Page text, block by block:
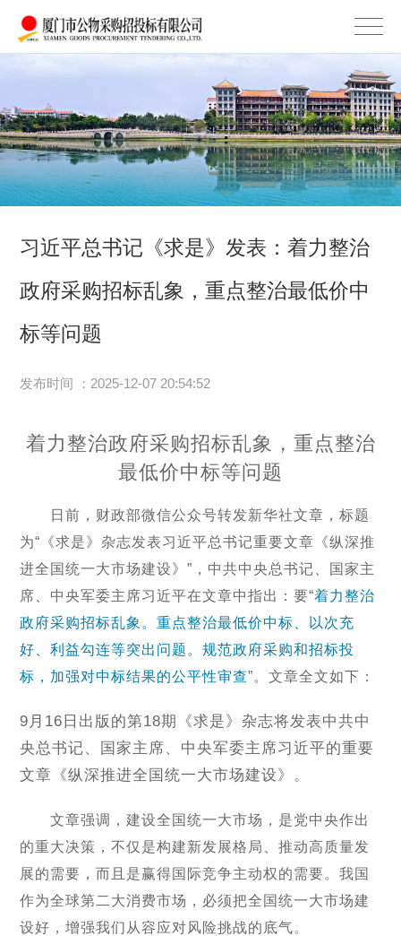
习近平总书记《求是》发表：着力整治
政府采购招标乱象，重点整治最低价中
标等问题
发布时间 ：2025-12-07 20:54:52
着力整治政府采购招标乱象，重点整治
最低价中标等问题
日前，财政部微信公众号转发新华社文章，标题
为“《求是》杂志发表习近平总书记重要文章《纵深推
进全国统一大市场建设》”，中共中央总书记、国家主
席、中央军委主席习近平在文章中指出：要“着力整治
政府采购招标乱象。重点整治最低价中标、以次充
好、利益勾连等突出问题。规范政府采购和招标投
标，加强对中标结果的公平性审查”。文章全文如下：
9 月16日出版的第18期《求是》杂志将发表中共中
央总书记、国家主席、中央军委主席习近平的重要
文章《纵深推进全国统一大市场建设》。
文章强调，建设全国统一大市场，是党中央作出
的重大决策，不仅是构建新发展格局、推动高质量发
展的需要，而且是赢得国际竞争主动权的需要。我国
作为全球第二大消费市场，必须把全国统一大市场建
设好，增强我们从容应对风险挑战的底气。